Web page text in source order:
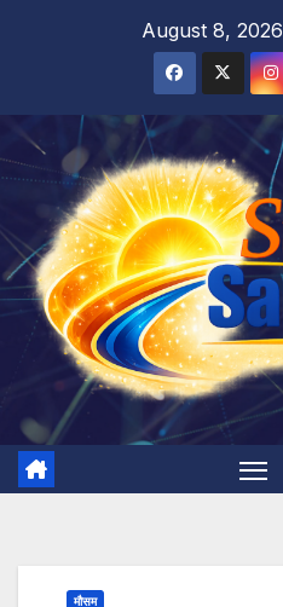
August 8, 2026
मौसम